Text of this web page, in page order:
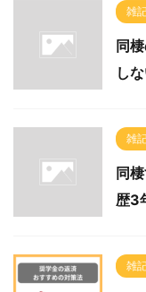
雑
同
し
雑
同
歴3
雑